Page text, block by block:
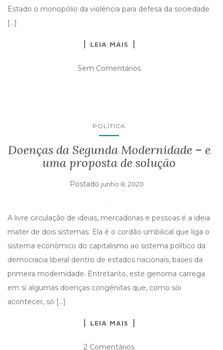
Estado o monopólio da violência para defesa da sociedade
[…]
LEIA MAIS
Sem Comentários
POLÍTICA
Doenças da Segunda Modernidade – e
uma proposta de solução
Postado junho 8, 2020
A livre circulação de ideias, mercadorias e pessoas é a ideia
mater de dois sistemas. Ela é o cordão umbilical que liga o
sistema econômico do capitalismo ao sistema político da
democracia liberal dentro de estados nacionais, bases da
primeira modernidade. Entretanto, este genoma carrega
em si algumas doenças congênitas que, como sói
acontecer, só […]
LEIA MAIS
2 Comentários